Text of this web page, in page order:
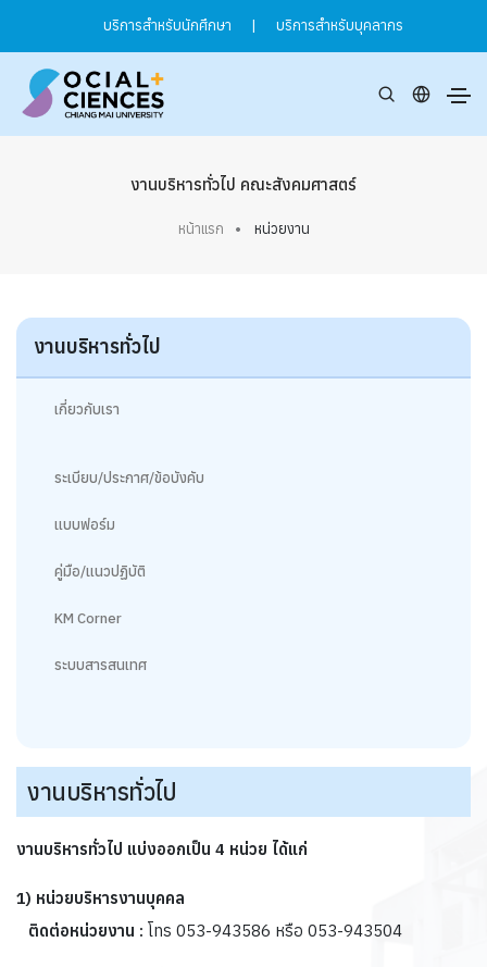
บริการสำหรับนักศึกษา | บริการสำหรับบุคลากร
งานบริหารทั่วไป คณะสังคมศาสตร์
หน้าแรก หน่วยงาน
งานบริหารทั่วไป
เกี่ยวกับเรา
ระเบียบ/ประกาศ/ข้อบังคับ
แบบฟอร์ม
คู่มือ/แนวปฏิบัติ
KM Corner
ระบบสารสนเทศ
งานบริหารทั่วไป
งานบริหารทั่วไป แบ่งออกเป็น 4 หน่วย ได้แก่
1) หน่วยบริหารงานบุคคล
ติดต่อหน่วยงาน : โทร 053-943586 หรือ 053-943504